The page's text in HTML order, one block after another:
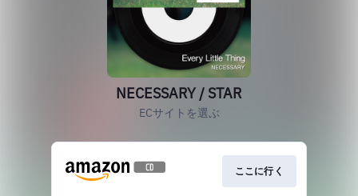
NECESSARY / STAR
ECサイトを選ぶ
ここに行く